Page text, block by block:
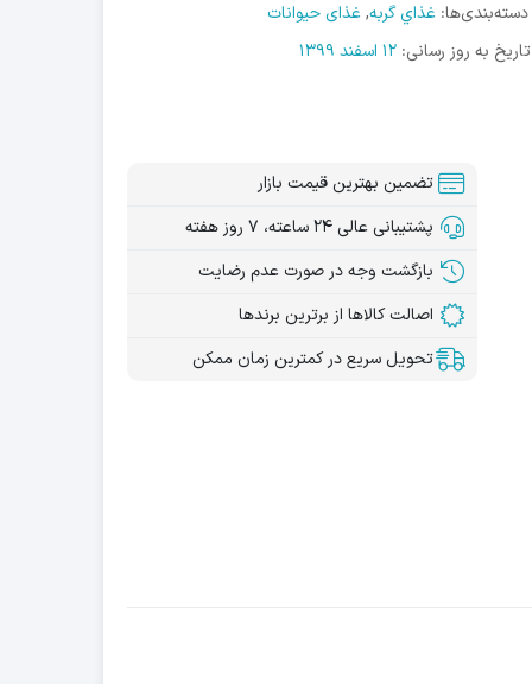
دسته‌بندی‌ها: غذاي گربه,غذای حیوانات
تاریخ به روز رسانی: 12 اسفند 1399
تضمین بهترین قیمت بازار
پشتیبانی عالی ۲۴ ساعته، ۷ روز هفته
بازگشت وجه در صورت عدم رضایت
اصالت کالاها از برترین برندها
تحویل سریع در کمترین زمان ممکن